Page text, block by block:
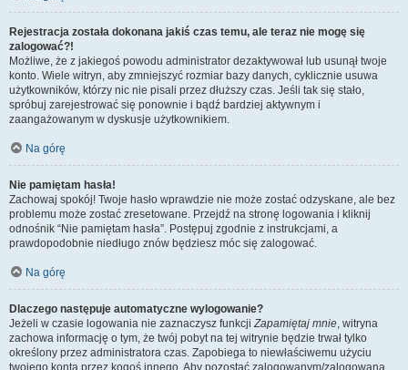
Rejestracja została dokonana jakiś czas temu, ale teraz nie mogę się
zalogować?!
Możliwe, że z jakiegoś powodu administrator dezaktywował lub usunął twoje
konto. Wiele witryn, aby zmniejszyć rozmiar bazy danych, cyklicznie usuwa
użytkowników, którzy nic nie pisali przez dłuższy czas. Jeśli tak się stało,
spróbuj zarejestrować się ponownie i bądź bardziej aktywnym i
zaangażowanym w dyskusje użytkownikiem.
Na górę
Nie pamiętam hasła!
Zachowaj spokój! Twoje hasło wprawdzie nie może zostać odzyskane, ale bez
problemu może zostać zresetowane. Przejdź na stronę logowania i kliknij
odnośnik “Nie pamiętam hasła”. Postępuj zgodnie z instrukcjami, a
prawdopodobnie niedługo znów będziesz móc się zalogować.
Na górę
Dlaczego następuje automatyczne wylogowanie?
Jeżeli w czasie logowania nie zaznaczysz funkcjiZapamiętaj mnie, witryna
zachowa informację o tym, że twój pobyt na tej witrynie będzie trwał tylko
określony przez administratora czas. Zapobiega to niewłaściwemu użyciu
twojego konta przez kogoś innego. Aby pozostać zalogowanym/zalogowaną,